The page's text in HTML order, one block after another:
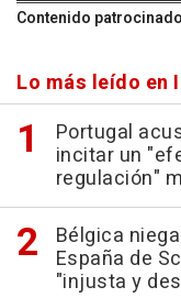
Contenido patrocinado
Lo más leído en
Portugal
incitar un
regulación"
Bélgica
España de
"injusta y